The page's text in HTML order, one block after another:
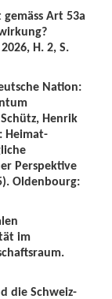
Art 53a
H. 2, S.
Nation:
Henrik
Heimat-
Perspektive
Oldenbourg:
im
die Schweiz-